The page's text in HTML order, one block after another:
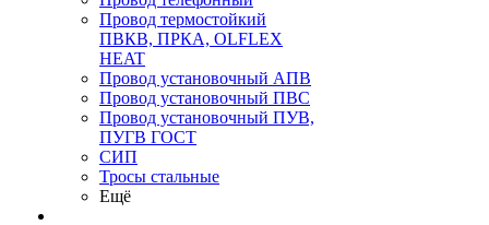
Провод термостойкий
ПВКВ, ПРКА, OLFLEX
HEAT
Провод установочный АПВ
Провод установочный ПВС
Провод установочный ПУВ,
ПУГВ ГОСТ
СИП
Тросы стальные
Ещё